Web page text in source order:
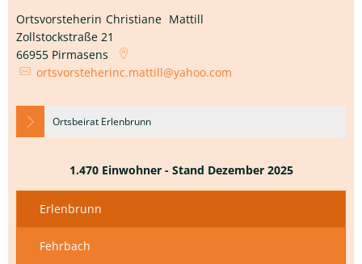
Ortsvorsteherin Christiane Mattill
Zollstockstraße 21
66955 Pirmasens
ortsvorsteherinc.mattill@yahoo.com
Ortsbeirat Erlenbrunn
1.470 Einwohner - Stand Dezember 2025
Erlenbrunn
Fehrbach